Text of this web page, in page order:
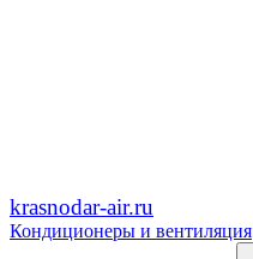
krasnodar-air.ru
Кондиционеры и вентиляция